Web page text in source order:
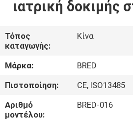
ΒΊΝΤΕΟ
ΠΕΡΊΠΟΥ
ΕΜΕΊΣ
ΓΎΡΟΣ
ΕΡΓΟΣΤΑΣΊΩΝ
ιατρική δοκιμής
Τόπος
καταγωγής:
Κίνα
Μάρκα:
BRED
Πιστοποίηση:
CE, ISO13485
Αριθμό
μοντέλου:
BRED-016